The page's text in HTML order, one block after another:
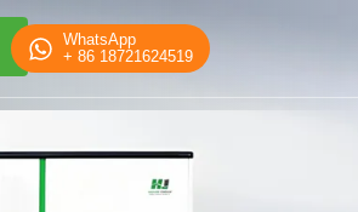
WhatsApp
+ 86 18721624519